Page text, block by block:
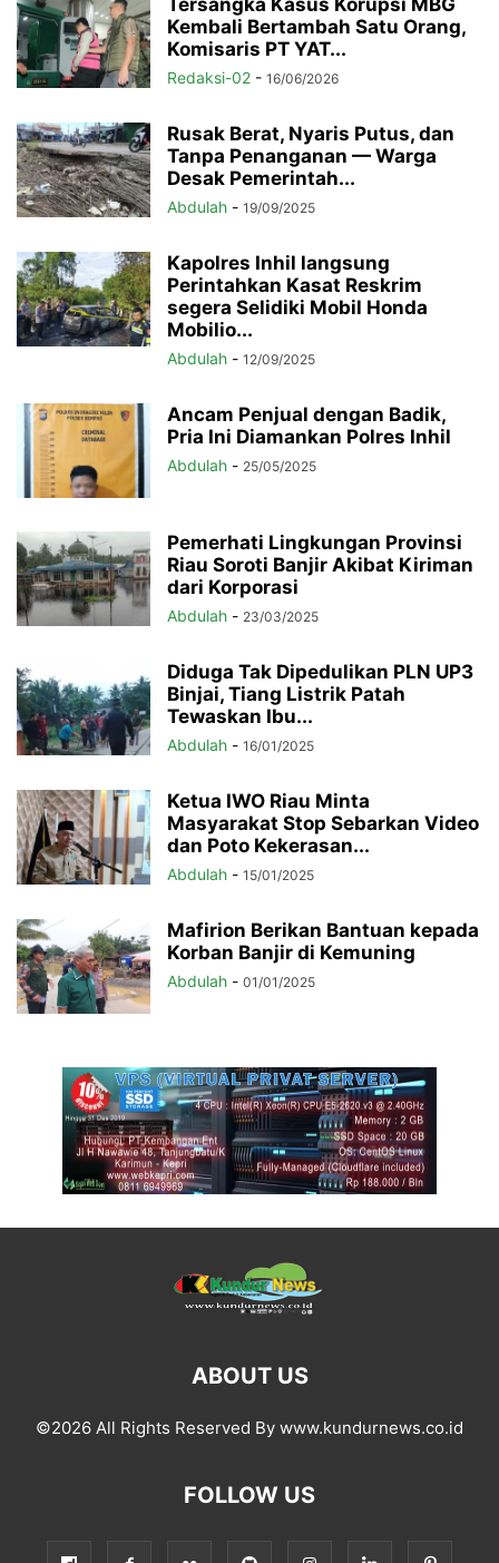
Kembali Bertambah Satu Orang,
Komisaris PT YAT...
Redaksi-02 - 16/06/2026
Rusak Berat, Nyaris Putus, dan
Tanpa Penanganan — Warga
Desak Pemerintah...
Abdulah - 19/09/2025
Kapolres Inhil langsung
Perintahkan Kasat Reskrim
segera Selidiki Mobil Honda
Mobilio...
Abdulah - 12/09/2025
Ancam Penjual dengan Badik,
Pria Ini Diamankan Polres Inhil
Abdulah - 25/05/2025
Pemerhati Lingkungan Provinsi
Riau Soroti Banjir Akibat Kiriman
dari Korporasi
Abdulah - 23/03/2025
Diduga Tak Dipedulikan PLN UP3
Binjai, Tiang Listrik Patah
Tewaskan Ibu...
Abdulah - 16/01/2025
Ketua IWO Riau Minta
Masyarakat Stop Sebarkan Video
dan Poto Kekerasan...
Abdulah - 15/01/2025
Mafirion Berikan Bantuan kepada
Korban Banjir di Kemuning
Abdulah - 01/01/2025
ABOUT US
©2026 All Rights Reserved By www.kundurnews.co.id
FOLLOW US